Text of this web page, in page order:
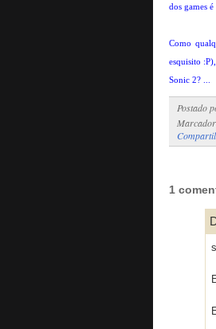
dos games
Como
esquisito
Sonic 2? ...
Postado
1